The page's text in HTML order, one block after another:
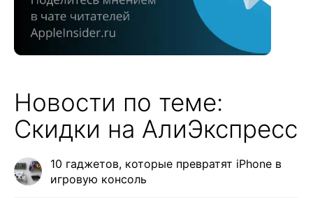
Новости по теме:
Скидки на АлиЭкспресс
10 гаджетов, которые превратят iPhone в
игровую консоль